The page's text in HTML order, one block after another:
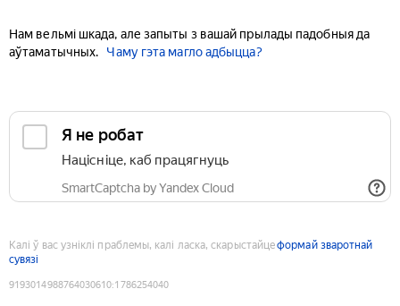
Нам вельмі шкада, але запыты з вашай прылады падобныя да
аўтаматычных.
Чаму гэта магло адбыцца?
Я не робат
Націсніце, каб працягнуць
SmartCaptcha by Yandex Cloud
Калі ў вас узніклі праблемы, калі ласка, скарыстайцеформай зваротнай
сувязі
9193014988764030610:1786254040